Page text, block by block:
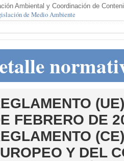
Ambiental y Coordinación de
de Medio Ambiente
FEBRERO DE
Y DEL